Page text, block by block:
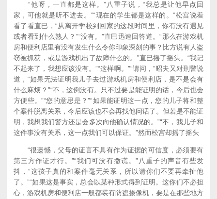
“他呀，一直都是这样。”八重子说，“我总是让他早点回
家，可他就是听不进去。”“现在的学生都是这样的。”松宫说着
看了看直巳，“从离开学校到回家的这段时间里，你有没有遇见
或者看到什么熟人？”“没有。”直巳迅速回答道。“那么在游戏机
房和便利店里有没有发生什么令你印象深刻的事？比方说有人盗
窃被抓获，或是游戏机出了故障什么的。”直巳摇了摇头。“我记
不起来了，我想应该没有。”“这样啊。”“请问，”昭夫又对刑警说
道，“如果无法证明我儿子去过游戏机房和便利店，是不是会有
什么麻烦？”“不，这倒没有。只不过要是能证明的话，今后也会
方便些。”“您的意思是？”“如果能证明这一点，您的儿子将和整
个案件脱离关系，今后应该也不会再找他问话了。但若是不能证
明，我想我们警方还是会多次向他确认情况的。”“不，我儿子和
这件事没有关系，这一点我们可以保证。”然而松宫却摇了摇头
“很遗憾，父母的证言不具有作为证据的可信度，必须要有
第三方作证才行。”“我们可没有撒谎。”八重子的声音有些发
抖，“这孩子真的和案件毫无关系，所以请你们不要再牵扯他
了。”“如果这是事实，总会以某种形式得到证明。这你们不必担
心，游戏机房和便利店一般都装有防盗摄像机，要是在那些地方